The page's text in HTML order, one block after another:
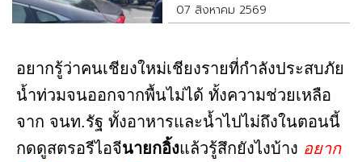
07 สิงหาคม 2569
อยากรู้ว่าคนเชียงใหม่เชียงรายที่กำลังประสบภัย
น้ำท่วมจนออกจากพื้นไม่ได้ ทั้งความช่วยเหลือ
จาก จนท.รัฐ ทั้งอาหารและน้ำไปไม่ถึงในตอนนี้
กดดูสตรอรีไอจีนายกอิ้งแล้วรู้สึกยังไงบ้าง อยาก